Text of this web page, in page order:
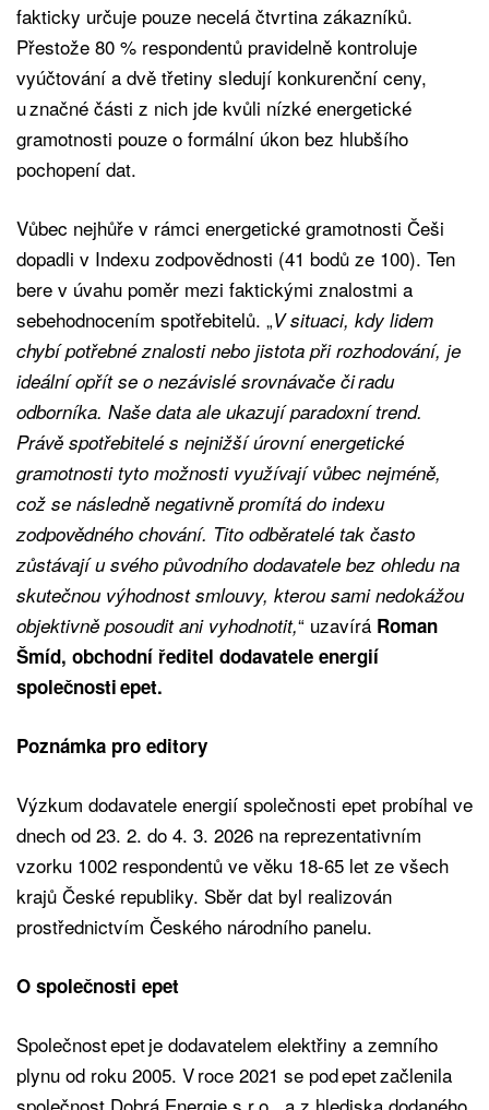
fakticky určuje pouze necelá čtvrtina zákazníků.
Přestože 80 % respondentů pravidelně kontroluje
vyúčtování a dvě třetiny sledují konkurenční ceny,
u značné části z nich jde kvůli nízké energetické
gramotnosti pouze o formální úkon bez hlubšího
pochopení dat.
Vůbec nejhůře v rámci energetické gramotnosti Češi
dopadli v Indexu zodpovědnosti (41 bodů ze 100). Ten
bere v úvahu poměr mezi faktickými znalostmi a
sebehodnocením spotřebitelů. „V situaci, kdy lidem
chybí potřebné znalosti nebo jistota při rozhodování, je
ideální opřít se o nezávislé srovnávače či radu
odborníka. Naše data ale ukazují paradoxní trend.
Právě spotřebitelé s nejnižší úrovní energetické
gramotnosti tyto možnosti využívají vůbec nejméně,
což se následně negativně promítá do indexu
zodpovědného chování. Tito odběratelé tak často
zůstávají u svého původního dodavatele bez ohledu na
skutečnou výhodnost smlouvy, kterou sami nedokážou
objektivně posoudit ani vyhodnotit,“ uzavírá Roman
Šmíd, obchodní ředitel dodavatele energií
společnosti epet.
Poznámka pro editory
Výzkum dodavatele energií společnosti epet probíhal ve
dnech od 23. 2. do 4. 3. 2026 na reprezentativním
vzorku 1002 respondentů ve věku 18-65 let ze všech
krajů České republiky. Sběr dat byl realizován
prostřednictvím Českého národního panelu.
O společnosti epet
Společnost epet je dodavatelem elektřiny a zemního
plynu od roku 2005. V roce 2021 se pod epet začlenila